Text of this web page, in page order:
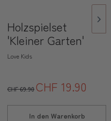
Holzspielset
'Kleiner Garten'
Love Kids
CHF 69.90CHF 19.90
In den Warenkorb